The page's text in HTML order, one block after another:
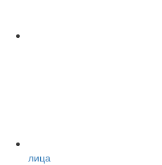
лица